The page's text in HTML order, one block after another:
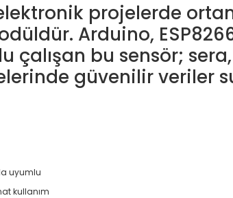
elektronik projelerde
Arduino,
bu sensör;
güvenilir veriler
uyumlu
kullanım